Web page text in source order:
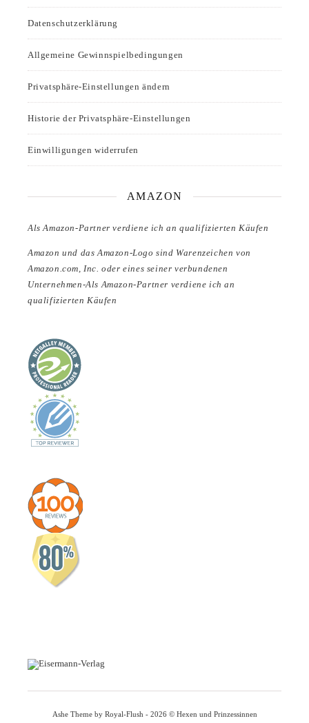
Datenschutzerklärung
Allgemeine Gewinnspielbedingungen
Privatsphäre-Einstellungen ändern
Historie der Privatsphäre-Einstellungen
Einwilligungen widerrufen
AMAZON
Als Amazon-Partner verdiene ich an qualifizierten Käufen
Amazon und das Amazon-Logo sind Warenzeichen von
Amazon.com, Inc. oder eines seiner verbundenen
Unternehmen-Als Amazon-Partner verdiene ich an
qualifizierten Käufen
Ashe Theme by Royal-Flush - 2026 © Hexen und Prinzessinnen